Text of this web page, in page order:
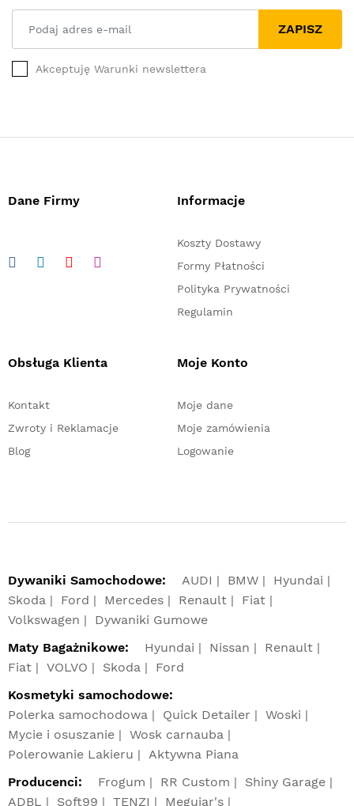
ZAPISZ
Akceptuję Warunki newslettera
Dane Firmy Informacje
Koszty Dostawy
Formy Płatności
Polityka Prywatności
Regulamin
Obsługa Klienta
Kontakt
Zwroty i Reklamacje
Blog
Moje Konto
Moje dane
Moje zamówienia
Logowanie
Dywaniki Samochodowe: AUDI BMW
Hyundai
Skoda
Ford Mercedes Renault
Fiat
Volkswagen
Dywaniki Gumowe
Maty Bagażnikowe:
Hyundai Nissan
Renault
Fiat
VOLVO Skoda
Ford
Kosmetyki samochodowe:
Polerka samochodowa
Quick Detailer
Woski
Mycie i osuszanie
Wosk carnauba
Polerowanie Lakieru
Aktywna Piana
Producenci:
Frogum RR Custom
Shiny Garage
ADBL
Soft99 TENZI Meguiar's